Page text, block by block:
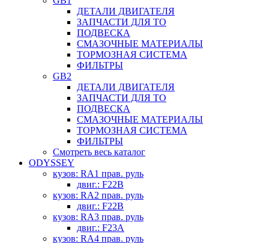
ДЕТАЛИ ДВИГАТЕЛЯ
ЗАПЧАСТИ ДЛЯ ТО
ПОДВЕСКА
СМАЗОЧНЫЕ МАТЕРИАЛЫ
ТОРМОЗНАЯ СИСТЕМА
ФИЛЬТРЫ
GB2
ДЕТАЛИ ДВИГАТЕЛЯ
ЗАПЧАСТИ ДЛЯ ТО
ПОДВЕСКА
СМАЗОЧНЫЕ МАТЕРИАЛЫ
ТОРМОЗНАЯ СИСТЕМА
ФИЛЬТРЫ
Смотреть весь каталог
ODYSSEY
кузов: RA1 прав. руль
двиг.: F22B
кузов: RA2 прав. руль
двиг.: F22B
кузов: RA3 прав. руль
двиг.: F23A
кузов: RA4 прав. руль